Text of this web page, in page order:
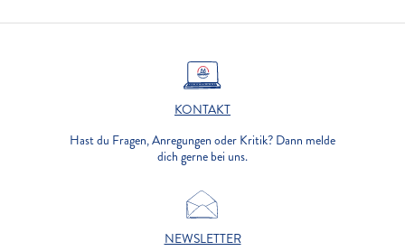
KONTAKT
Hast du Fragen, Anregungen oder Kritik? Dann melde
dich gerne bei uns.
NEWSLETTER